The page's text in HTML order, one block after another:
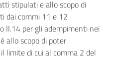
stipulati e allo scopo di
dai commi 11 e 12
II.14 per gli adempimenti nei
allo scopo di poter
limite di cui al comma 2 del